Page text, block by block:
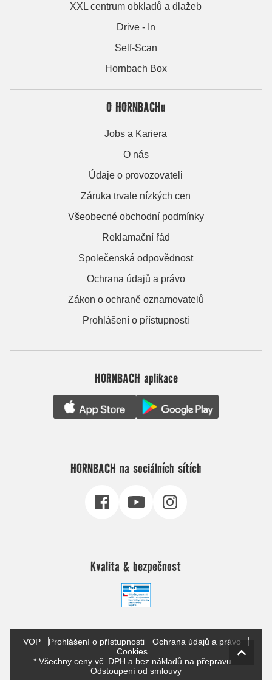
XXL centrum obkladů a dlažeb
Drive - In
Self-Scan
Hornbach Box
O HORNBACHu
Jobs a Kariera
O nás
Údaje o provozovateli
Záruka trvale nízkých cen
Všeobecné obchodní podmínky
Reklamační řád
Společenská odpovědnost
Ochrana údajů a právo
Zákon o ochraně oznamovatelů
Prohlášení o přístupnosti
HORNBACH aplikace
HORNBACH na sociálních sítích
Kvalita & bezpečnost
VOP Prohlášení o přístupnosti
Ochrana údajů a právo
Cookies
* Všechny ceny vč. DPH a bez nákladů na přepravu
Odstoupení od smlouvy